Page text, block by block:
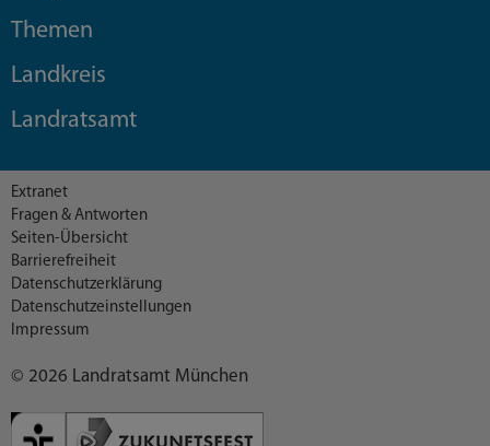
Themen
Landkreis
Landratsamt
© 2026 Landratsamt München
Extranet
Fragen & Antworten
Seiten-Übersicht
Barrierefreiheit
Datenschutzerklärung
Datenschutzeinstellungen
Impressum